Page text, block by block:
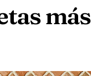
más